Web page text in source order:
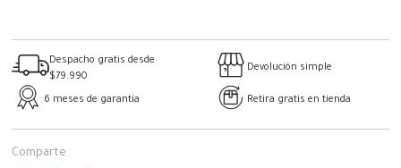
Despacho gratis desde
$79.990
Devolución simple
6 meses de garantía Retira gratis en tienda
Comparte